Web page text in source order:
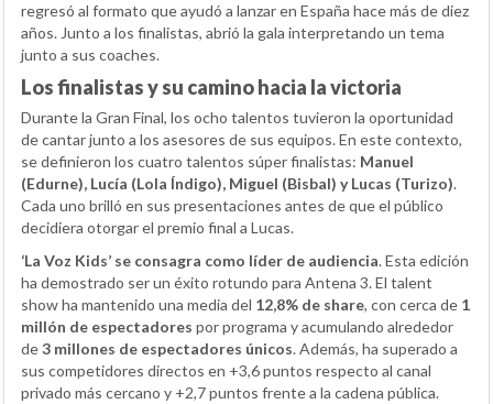
regresó al formato que ayudó a lanzar en España hace más de diez
años. Junto a los finalistas, abrió la gala interpretando un tema
junto a sus coaches.
Los finalistas y su camino hacia la victoria
Durante la Gran Final, los ocho talentos tuvieron la oportunidad
de cantar junto a los asesores de sus equipos. En este contexto,
se definieron los cuatro talentos súper finalistas: Manuel
(Edurne), Lucía (Lola Índigo), Miguel (Bisbal) y Lucas (Turizo).
Cada uno brilló en sus presentaciones antes de que el público
decidiera otorgar el premio final a Lucas.
‘La Voz Kids’ se consagra como líder de audiencia. Esta edición
ha demostrado ser un éxito rotundo para Antena 3. El talent
show ha mantenido una media del 12,8% de share, con cerca de 1
millón de espectadores por programa y acumulando alrededor
de3 millones de espectadores únicos. Además, ha superado a
sus competidores directos en +3,6 puntos respecto al canal
privado más cercano y +2,7 puntos frente a la cadena pública.